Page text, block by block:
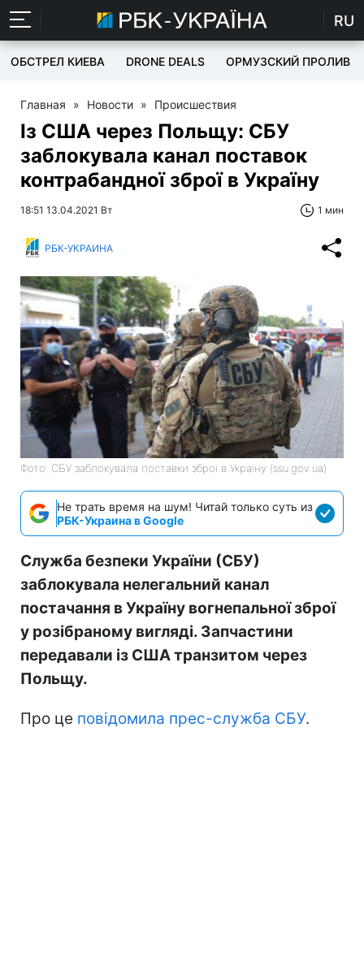
RU
ОБСТРЕЛ КИЕВА DRONE DEALS ОРМУЗСКИЙ ПРОЛИВ
Главная » Новости » Происшествия
Із США через Польщу: СБУ
заблокувала канал поставок
контрабандної зброї в Україну
18:51 13.04.2021 Вт 1 мин
РБК-УКРАИНА
Фото: СБУ заблокувала поставки зброї в Україну (ssu.gov.ua)
Не трать время на шум! Читай только суть из
РБК-Украина в Google
Служба безпеки України (СБУ)
заблокувала нелегальний канал
постачання в Україну вогнепальної зброї
у розібраному вигляді. Запчастини
передавали із США транзитом через
Польщу.
Про це повідомила прес-служба СБУ.